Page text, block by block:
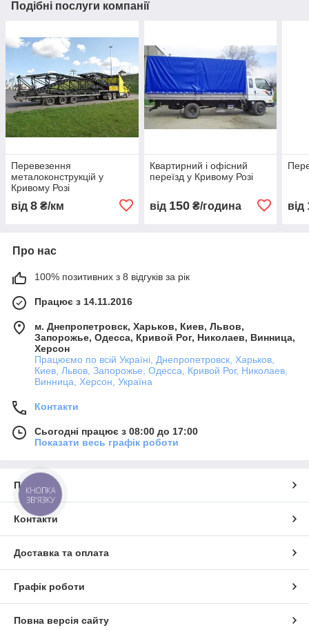
Подібні послуги компанії
Перевезення
металоконструкцій у
Кривому Розі
від 8 ₴/км
Квартирний і офісний
переїзд у Кривому Розі
від 150₴/година від
Про нас
100% позитивних з 8 відгуків за рік
Працює з 14.11.2016
м. Днепропетровск, Харьков, Киев, Львов,
Запорожье, Одесса, Кривой Рог, Николаев, Винница,
Херсон
Працюємо по всій Україні, Днепропетровск, Харьков,
Киев, Львов, Запорожье, Одесса, Кривой Рог, Николаев,
Винница, Херсон, Україна
Контакти
Сьогодні працює з 08:00 до 17:00
Показати весь графік роботи
Про нас
Контакти
Доставка та оплата
Графік роботи
Повна версія сайту
КНОПКА
ЗВ'ЯЗКУ